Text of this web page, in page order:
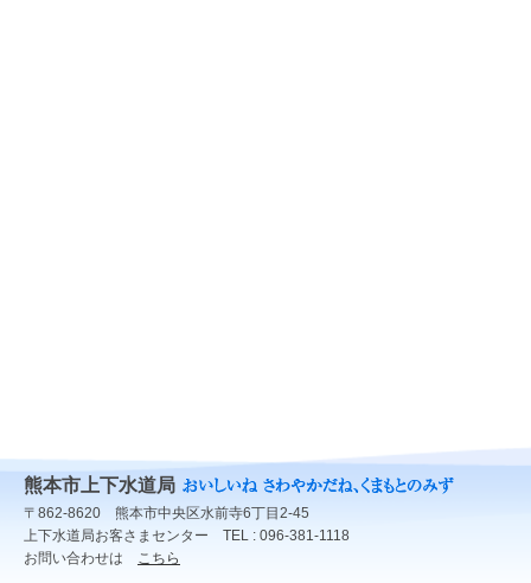
熊本市上下水道局
〒862-8620 熊本市中央区水前寺6丁目2-45
上下水道局お客さまセンター TEL : 096-381-1118
お問い合わせは こちら